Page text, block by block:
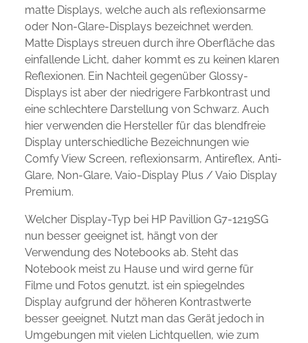
matte Displays, welche auch als reflexionsarme
oder Non-Glare-Displays bezeichnet werden.
Matte Displays streuen durch ihre Oberfläche das
einfallende Licht, daher kommt es zu keinen klaren
Reflexionen. Ein Nachteil gegenüber Glossy-
Displays ist aber der niedrigere Farbkontrast und
eine schlechtere Darstellung von Schwarz. Auch
hier verwenden die Hersteller für das blendfreie
Display unterschiedliche Bezeichnungen wie
Comfy View Screen, reflexionsarm, Antireflex, Anti-
Glare, Non-Glare, Vaio-Display Plus / Vaio Display
Premium.
Welcher Display-Typ bei HP Pavillion G7-1219SG
nun besser geeignet ist, hängt von der
Verwendung des Notebooks ab. Steht das
Notebook meist zu Hause und wird gerne für
Filme und Fotos genutzt, ist ein spiegelndes
Display aufgrund der höheren Kontrastwerte
besser geeignet. Nutzt man das Gerät jedoch in
Umgebungen mit vielen Lichtquellen, wie zum